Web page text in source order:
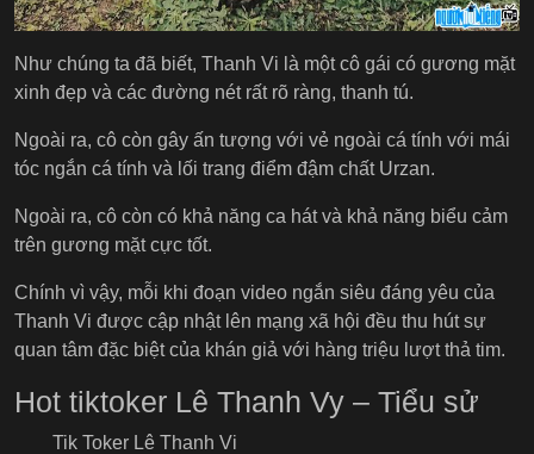
Như chúng ta đã biết, Thanh Vi là một cô gái có gương mặt
xinh đẹp và các đường nét rất rõ ràng, thanh tú.
Ngoài ra, cô còn gây ấn tượng với vẻ ngoài cá tính với mái
tóc ngắn cá tính và lối trang điểm đậm chất Urzan.
Ngoài ra, cô còn có khả năng ca hát và khả năng biểu cảm
trên gương mặt cực tốt.
Chính vì vậy, mỗi khi đoạn video ngắn siêu đáng yêu của
Thanh Vi được cập nhật lên mạng xã hội đều thu hút sự
quan tâm đặc biệt của khán giả với hàng triệu lượt thả tim.
Hot tiktoker Lê Thanh Vy – Tiểu sử
Tik Toker Lê Thanh Vi